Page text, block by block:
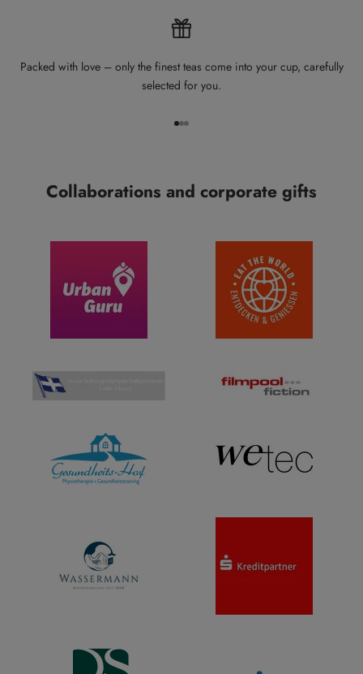
Packed with love – only the finest teas come into your cup, carefully
selected for you.
Go to item 1
Go to item 2
Go to item 3
Collaborations and corporate gifts